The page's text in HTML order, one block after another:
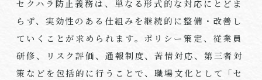
セクハラ防止義務は、単なる形式的な対応にとどま
らず、実効性のある仕組みを継続的に整備・改善し
ていくことが求められます。ポリシー策定、従業員
研修、リスク評価、通報制度、苦情対応、第三者対
策などを包括的に行うことで、職場文化として「セ